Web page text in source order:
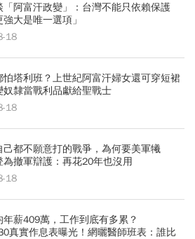
「阿富汗政變」：台灣不能只依賴保護
強大是唯一選項」
18
怕塔利班？上世紀阿富汗婦女還可穿短裙
隸當戰利品獻給聖戰士
18
己都不願意打的戰爭，為何要美軍犧
為撤軍辯護：再花20年也沒用
18
年薪409萬，工作到底有多累？
真實作息表曝光！網曬醫師班表：誰比